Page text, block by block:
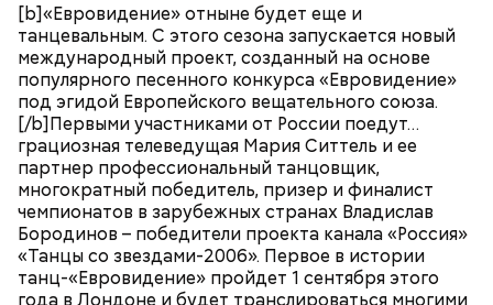
[b]«Евровидение» отныне будет еще и
танцевальным. С этого сезона запускается новый
международный проект, созданный на основе
популярного песенного конкурса «Евровидение»
под эгидой Европейского вещательного союза.
[/b]Первыми участниками от России поедут…
грациозная телеведущая Мария Ситтель и ее
партнер профессиональный танцовщик,
многократный победитель, призер и финалист
чемпионатов в зарубежных странах Владислав
Бородинов – победители проекта канала «Россия»
«Танцы со звездами-2006». Первое в истории
танц-«Евровидение» пройдет 1 сентября этого
года в Лондоне и будет транслироваться многими